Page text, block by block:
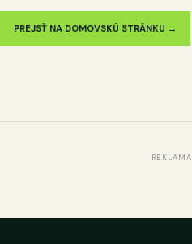
PREJSŤ NA DOMOVSKÚ STRÁNKU →
REKLAMA